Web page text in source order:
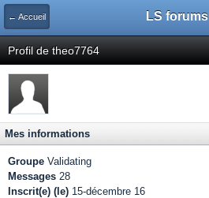
← Accueil LS forums
Profil de theo7764
Mes informations
Groupe Validating
Messages 28
Inscrit(e) (le) 15-décembre 16